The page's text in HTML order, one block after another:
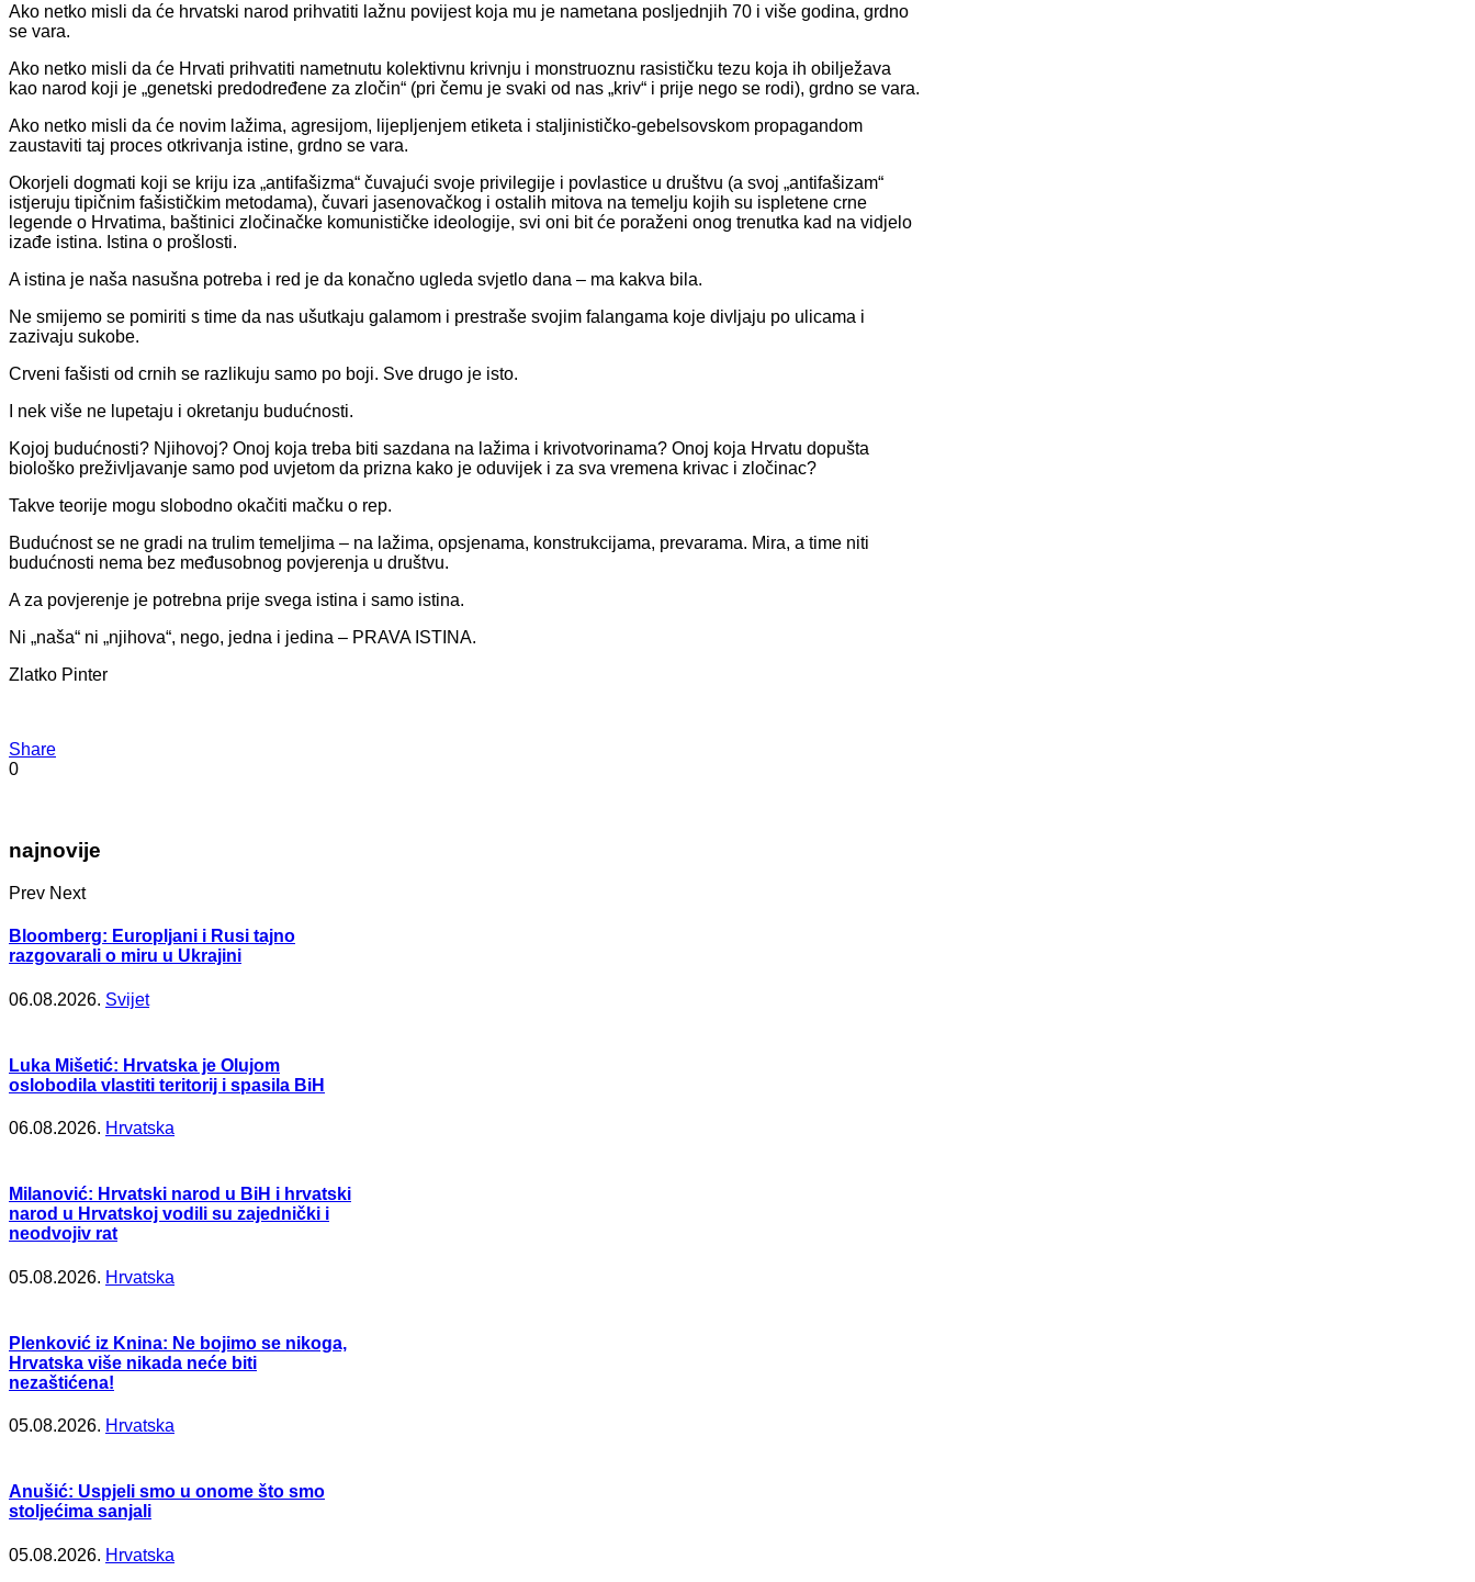
Ako netko misli da će hrvatski narod prihvatiti lažnu povijest koja mu je nametana posljednjih 70 i više godina, grdno
se vara.
Ako netko misli da će Hrvati prihvatiti nametnutu kolektivnu krivnju i monstruoznu rasističku tezu koja ih obilježava
kao narod koji je „genetski predodređene za zločin“ (pri čemu je svaki od nas „kriv“ i prije nego se rodi), grdno se vara.
Ako netko misli da će novim lažima, agresijom, lijepljenjem etiketa i staljinističko-gebelsovskom propagandom
zaustaviti taj proces otkrivanja istine, grdno se vara.
Okorjeli dogmati koji se kriju iza „antifašizma“ čuvajući svoje privilegije i povlastice u društvu (a svoj „antifašizam“
istjeruju tipičnim fašističkim metodama), čuvari jasenovačkog i ostalih mitova na temelju kojih su ispletene crne
legende o Hrvatima, baštinici zločinačke komunističke ideologije, svi oni bit će poraženi onog trenutka kad na vidjelo
izađe istina. Istina o prošlosti.
A istina je naša nasušna potreba i red je da konačno ugleda svjetlo dana – ma kakva bila.
Ne smijemo se pomiriti s time da nas ušutkaju galamom i prestraše svojim falangama koje divljaju po ulicama i
zazivaju sukobe.
Crveni fašisti od crnih se razlikuju samo po boji. Sve drugo je isto.
I nek više ne lupetaju i okretanju budućnosti.
Kojoj budućnosti? Njihovoj? Onoj koja treba biti sazdana na lažima i krivotvorinama? Onoj koja Hrvatu dopušta
biološko preživljavanje samo pod uvjetom da prizna kako je oduvijek i za sva vremena krivac i zločinac?
Takve teorije mogu slobodno okačiti mačku o rep.
Budućnost se ne gradi na trulim temeljima – na lažima, opsjenama, konstrukcijama, prevarama. Mira, a time niti
budućnosti nema bez međusobnog povjerenja u društvu.
A za povjerenje je potrebna prije svega istina i samo istina.
Ni „naša“ ni „njihova“, nego, jedna i jedina – PRAVA ISTINA.
Zlatko Pinter
Share
0
najnovije
Prev Next
Bloomberg: Europljani i Rusi tajno
razgovarali o miru u Ukrajini
06.08.2026. Svijet
Luka Mišetić: Hrvatska je Olujom
oslobodila vlastiti teritorij i spasila BiH
06.08.2026. Hrvatska
Milanović: Hrvatski narod u BiH i hrvatski
narod u Hrvatskoj vodili su zajednički i
neodvojiv rat
05.08.2026. Hrvatska
Plenković iz Knina: Ne bojimo se nikoga,
Hrvatska više nikada neće biti
nezaštićena!
05.08.2026. Hrvatska
Anušić: Uspjeli smo u onome što smo
stoljećima sanjali
05.08.2026. Hrvatska